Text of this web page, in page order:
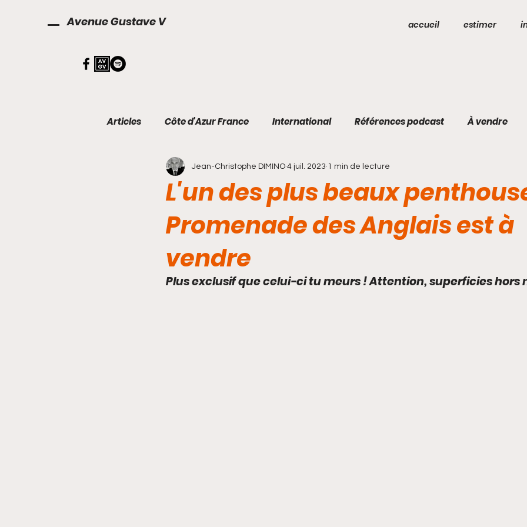
Avenue Gustave V accueil estimer
Articles Côte d'Azur France International Références podcast À vendre
Décoration Finances
L'un des plus beaux
Promenade des Anglais est à
vendre
Jean-Christophe DIMINO 4 juil. 2023 1 min de lecture
Plus exclusif que celui-ci tu meurs ! Attention, superficies hors